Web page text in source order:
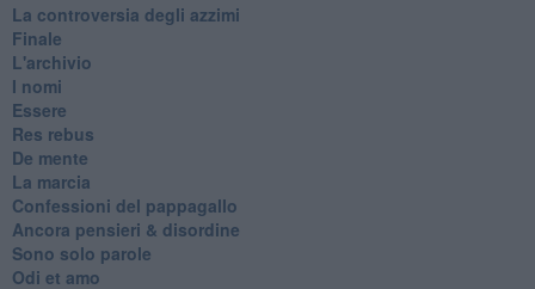
La controversia degli azzimi
Finale
L'archivio
I nomi
Essere
Res rebus
De mente
La marcia
Confessioni del pappagallo
Ancora pensieri & disordine
Sono solo parole
Odi et amo